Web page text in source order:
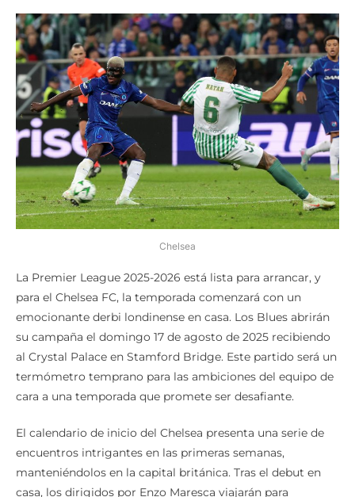
Chelsea
La Premier League 2025-2026 está lista para arrancar, y
para el Chelsea FC, la temporada comenzará con un
emocionante derbi londinense en casa. Los Blues abrirán
su campaña el domingo 17 de agosto de 2025 recibiendo
al Crystal Palace en Stamford Bridge. Este partido será un
termómetro temprano para las ambiciones del equipo de
cara a una temporada que promete ser desafiante.
El calendario de inicio del Chelsea presenta una serie de
encuentros intrigantes en las primeras semanas,
manteniéndolos en la capital británica. Tras el debut en
casa, los dirigidos por Enzo Maresca viajarán para